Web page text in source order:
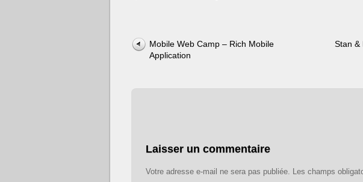
Mobile Web Camp – Rich Mobile
Application
Stan
Laisser un commentaire
Votre adresse e-mail ne sera pas publiée. Les champs